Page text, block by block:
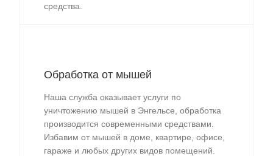
средства.
Обработка от мышей
Наша служба оказывает услуги по
уничтожению мышей в Энгельсе, обработка
производится современными средствами.
Избавим от мышей в доме, квартире, офисе,
гараже и любых других видов помещений.